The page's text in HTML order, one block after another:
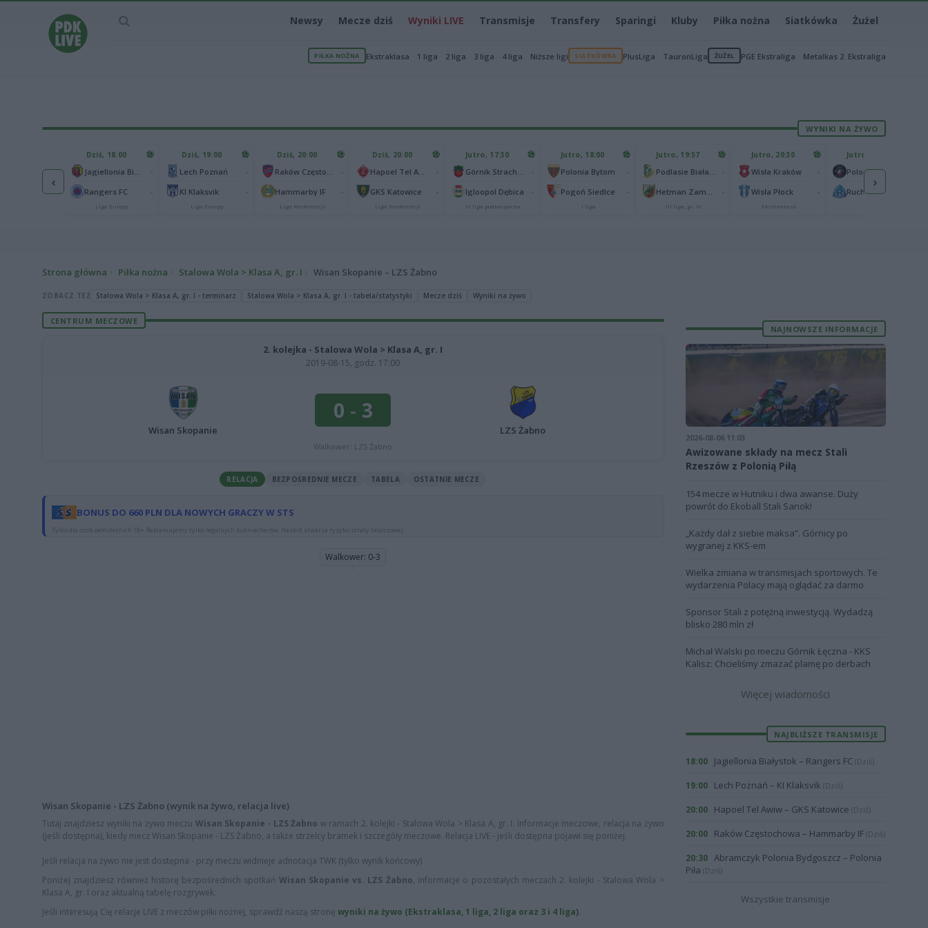
Newsy Mecze dziś Wyniki LIVE Transmisje Transfery Sparingi Kluby Piłka nożna Siatkówka Żużel
PIŁKA NOŻNA Ekstraklasa 1 liga 2 liga 3 liga 4 liga Niższe ligi SIATKÓWKA PlusLiga TauronLiga ŻUŻEL PGE Ekstraliga Metalkas 2. Ekstraliga
WYNIKI NA ŻYWO
‹
Ferencvaros Budapeszt 1
Zabrze 0
Dziś, 18:00
Rangers FC
Liga Europy
Dziś, 19:00
Lech Poznań
KI Klaksvik
Liga Europy
Dziś, 20:00
Hammarby IF
Liga Konferencji
Dziś, 20:00
GKS Katowice
Liga Konferencji
Jutro, 17:30
Igloopol Dębica
IV liga podkarpacka
Jutro, 18:00
Polonia Bytom
Pogoń Siedlce
I liga
Jutro, 19:57
III liga, gr. IV
Jutro, 20:30
Wisła Kraków
Wisła Płock
Ekstraklasa
Jutro, 20:30
Ruch Chorzów
›
Strona główna Piłka nożna Stalowa Wola > Klasa A, gr. I Wisan Skopanie – LZS Żabno
ZOBACZ TEŻ Stalowa Wola > Klasa A, gr. I - terminarz Stalowa Wola > Klasa A, gr. I - tabela/statystyki Mecze dziś Wyniki na żywo
CENTRUM MECZOWE
2. kolejka - Stalowa Wola > Klasa A, gr. I
2019-08-15, godz. 17:00
Wisan Skopanie
0 - 3
LZS Żabno
Walkower: LZS Żabno
RELACJA BEZPOŚREDNIE MECZE TABELA OSTATNIE MECZE
BONUS DO 660 PLN DLA NOWYCH GRACZY W STS
Tylko dla osób pełnoletnich 18+. Reklamujemy tylko legalnych bukmacherów. Hazard stwarza ryzyko straty finansowej.
Walkower: 0-3
Wisan Skopanie - LZS Żabno (wynik na żywo, relacja live)
Tutaj znajdziesz wyniki na żywo meczu Wisan Skopanie - LZS Żabno w ramach 2. kolejki - Stalowa Wola > Klasa A, gr. I. Informacje meczowe, relacja na żywo
(jeśli dostępna), kiedy mecz Wisan Skopanie - LZS Żabno, a także strzelcy bramek i szczegóły meczowe. Relacja LIVE - jeśli dostępna pojawi się poniżej.
Jeśli relacja na żywo nie jest dostępna - przy meczu widnieje adnotacja TWK (tylko wynik końcowy)
Poniżej znajdziesz również historę bezpośrednich spotkań Wisan Skopanie vs. LZS Żabno, informacje o pozostałych meczach 2. kolejki - Stalowa Wola >
Klasa A, gr. I oraz aktualną tabelę rozgrywek.
Jeśli interesują Cię relacje LIVE z meczów piłki nożnej, sprawdź naszą stronę wyniki na żywo (Ekstraklasa, 1 liga, 2 liga oraz 3 i 4 liga).
NAJNOWSZE INFORMACJE
2026-08-06 11:03
Awizowane składy na mecz Stali
Rzeszów z Polonią Piłą
154 mecze w Hutniku i dwa awanse. Duży
powrót do Ekoball Stali Sanok!
„Każdy dał z siebie maksa”. Górnicy po
wygranej z KKS-em
Wielka zmiana w transmisjach sportowych. Te
wydarzenia Polacy mają oglądać za darmo
Sponsor Stali z potężną inwestycją. Wydadzą
blisko 280 mln zł
Michał Walski po meczu Górnik Łęczna - KKS
Kalisz: Chcieliśmy zmazać plamę po derbach
Więcej wiadomości
NAJBLIŻSZE TRANSMISJE
18:00 Jagiellonia Białystok – Rangers FC (Dziś)
19:00 Lech Poznań – KI Klaksvik (Dziś)
20:00 Hapoel Tel Awiw – GKS Katowice (Dziś)
20:00 Raków Częstochowa – Hammarby IF (Dziś)
20:30 Abramczyk Polonia Bydgoszcz – Polonia
Piła (Dziś)
Wszystkie transmisje